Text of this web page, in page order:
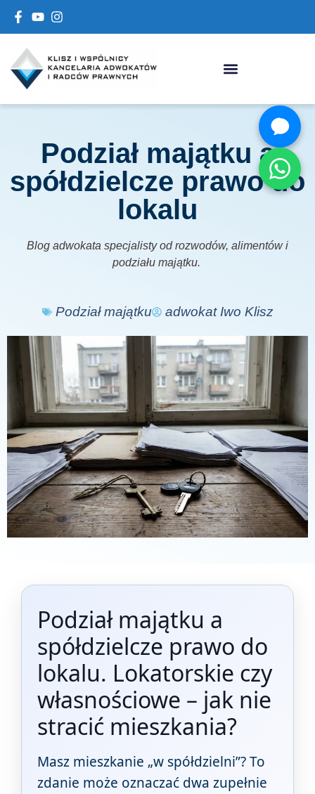
Podział majątku a
spółdzielcze prawo do
lokalu
Blog adwokata specjalisty od rozwodów, alimentów i
podziału majątku.
Podział majątku adwokat Iwo Klisz
Podział majątku a
spółdzielcze prawo do
lokalu. Lokatorskie czy
własnościowe – jak nie
stracić mieszkania?
Masz mieszkanie „w spółdzielni”? To
zdanie może oznaczać dwa zupełnie